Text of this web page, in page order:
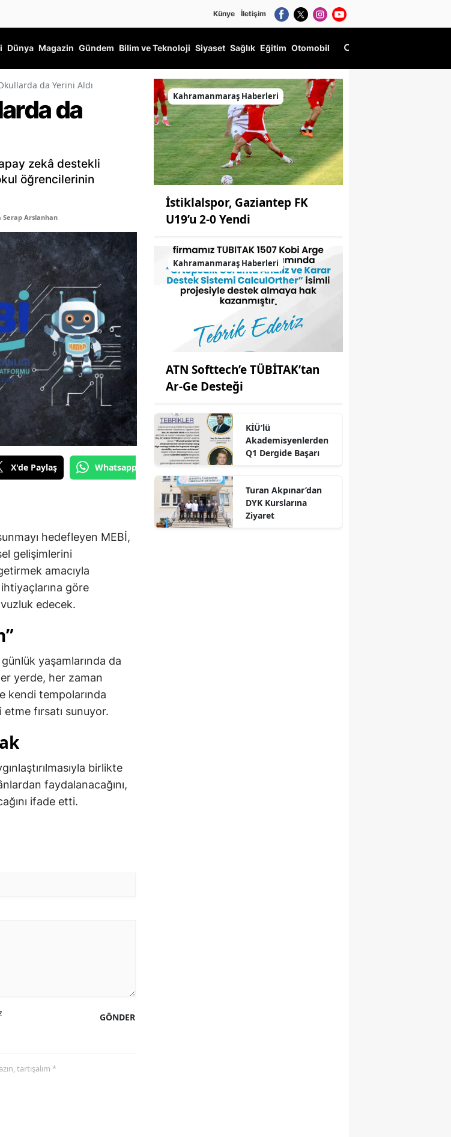
Künye İletişim
Dünya Magazin Gündem Bilim ve Teknoloji Siyaset Sağlık Eğitim Otomobil
da Yerini Aldı
da
zekâ destekli
öğrencilerinin
Serap Arslanhan
X'de Paylaş Whatsapp'tan Gönder
hedefleyen MEBİ,
gelişimlerini
amacıyla
göre
edecek.
yaşamlarında da
yerde, her zaman
kendi tempolarında
fırsatı sunuyor.
birlikte
faydalanacağını,
ifade etti.
GÖNDER
tartışalım *
Kahramanmaraş Haberleri
İstiklalspor, Gaziantep FK
U19’u 2-0 Yendi
Kahramanmaraş Haberleri
ATN Softtech’e TÜBİTAK’tan
Ar-Ge Desteği
KİÜ’lü
Akademisyenlerden
Q1 Dergide Başarı
Turan Akpınar’dan
DYK Kurslarına
Ziyaret